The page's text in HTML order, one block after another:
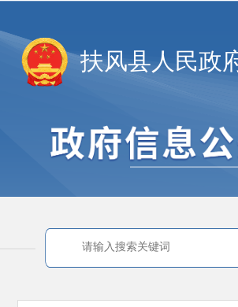
扶风县人民政